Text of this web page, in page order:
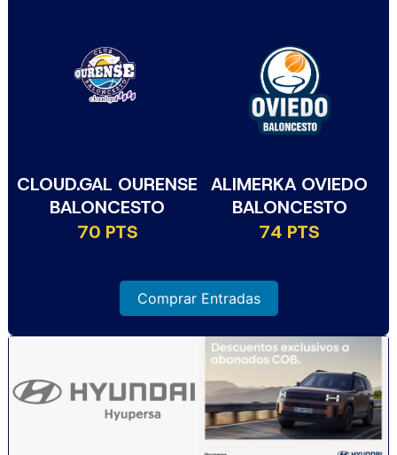
CLOUD.GAL OURENSE
BALONCESTO
70 PTS
ALIMERKA OVIEDO
BALONCESTO
74 PTS
Comprar Entradas